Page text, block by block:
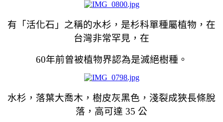
有「活化石」之稱的水杉，是杉科單種屬植物，在
台灣非常罕見，在
60年前曾被植物界認為是滅絕樹種。
水杉，落葉大喬木，樹皮灰黑色，淺裂成狹長條脫
落，高可達 35 公